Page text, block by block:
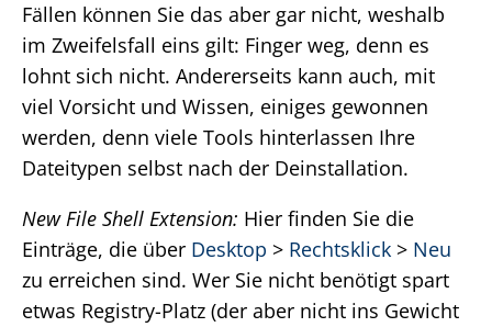
Fällen können Sie das aber gar nicht, weshalb
im Zweifelsfall eins gilt: Finger weg, denn es
lohnt sich nicht. Andererseits kann auch, mit
viel Vorsicht und Wissen, einiges gewonnen
werden, denn viele Tools hinterlassen Ihre
Dateitypen selbst nach der Deinstallation.
New File Shell Extension: Hier finden Sie die
Einträge, die über Desktop > Rechtsklick > Neu
zu erreichen sind. Wer Sie nicht benötigt spart
etwas Registry-Platz (der aber nicht ins Gewicht